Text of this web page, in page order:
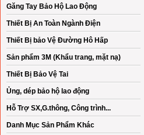
Găng Tay Bảo Hộ Lao Động
Thiết Bị An Toàn Ngành Điện
Thiết Bị bảo Vệ Đường Hô Hấp
Sản phẩm 3M (Khẩu trang, mặt nạ)
Thiết Bị Bảo Vệ Tai
Ủng, dép bảo hộ lao động
Hỗ Trợ SX,G.thông, Công trình...
Danh Mục Sản Phẩm Khác